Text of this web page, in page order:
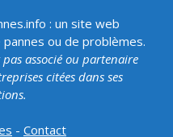
: un site web
ou de problèmes.
associé ou partenaire
citées dans ses
- Contact